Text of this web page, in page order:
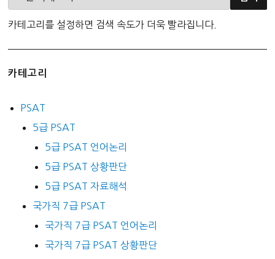
카테고리를 설정하면 검색 속도가 더욱 빨라집니다.
카테고리
PSAT
5급 PSAT
5급 PSAT 언어논리
5급 PSAT 상황판단
5급 PSAT 자료해석
국가직 7급 PSAT
국가직 7급 PSAT 언어논리
국가직 7급 PSAT 상황판단